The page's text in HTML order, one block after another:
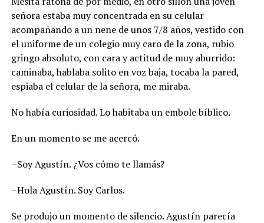
señora estaba muy concentrada en su celular
acompañando a un nene de unos 7/8 años, vestido con
el uniforme de un colegio muy caro de la zona, rubio
gringo absoluto, con cara y actitud de muy aburrido:
caminaba, hablaba solito en voz baja, tocaba la pared,
espiaba el celular de la señora, me miraba.
No había curiosidad. Lo habitaba un embole bíblico.
En un momento se me acercó.
–Soy Agustín. ¿Vos cómo te llamás?
–Hola Agustín. Soy Carlos.
Se produjo un momento de silencio. Agustín parecía